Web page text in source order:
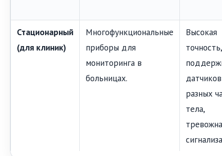
Стационарный
(для клиник)
Многофункциональные
приборы для
мониторинга в
больницах.
Высокая
точность,
разных
тела,